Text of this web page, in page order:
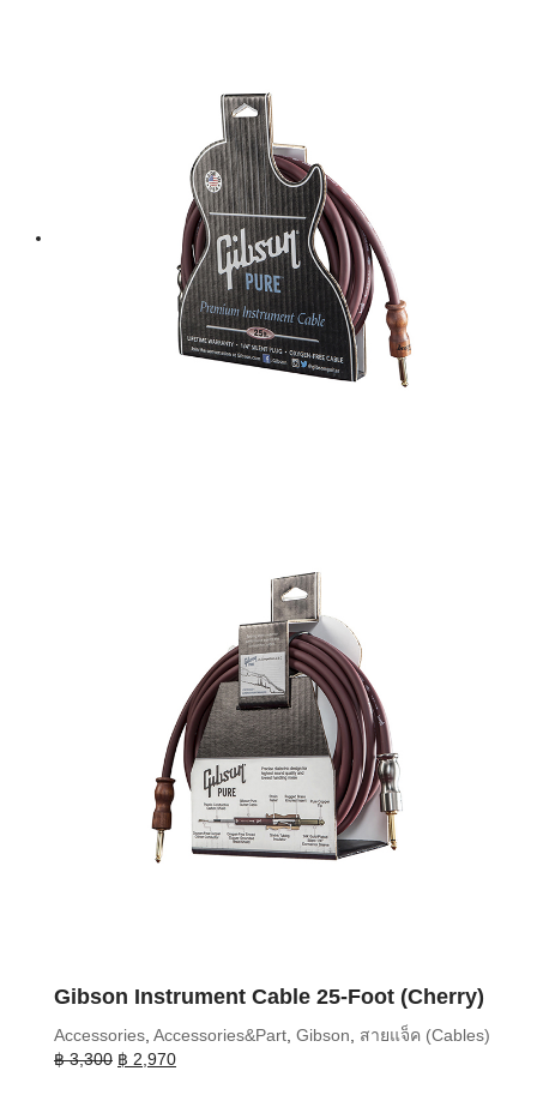
Gibson Instrument Cable 25-Foot (Cherry)
Accessories, Accessories&Part, Gibson, สายแจ็ค (Cables)
฿3,300 Original
฿ 2,970Current